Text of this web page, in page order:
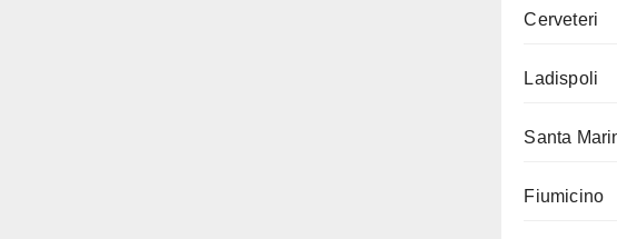
Cerveteri
Ladispoli
Santa
Fiumicino